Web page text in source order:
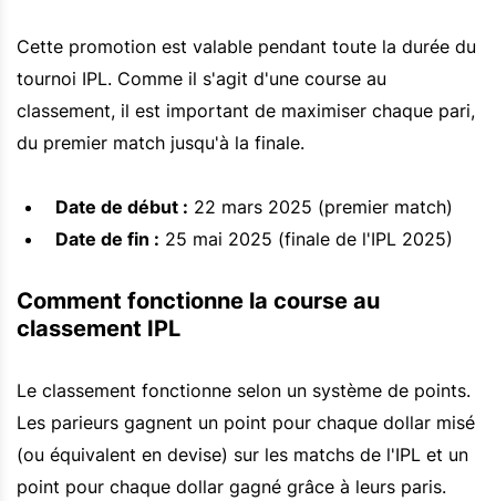
Cette promotion est valable pendant toute la durée du
tournoi IPL. Comme il s'agit d'une course au
classement, il est important de maximiser chaque pari,
du premier match jusqu'à la finale.
Date de début : 22 mars 2025 (premier match)
Date de fin : 25 mai 2025 (finale de l'IPL 2025)
Comment fonctionne la course au
classement IPL
Le classement fonctionne selon un système de points.
Les parieurs gagnent un point pour chaque dollar misé
(ou équivalent en devise) sur les matchs de l'IPL et un
point pour chaque dollar gagné grâce à leurs paris.